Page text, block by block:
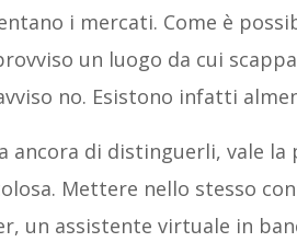
i mercati. Come è
un luogo da cui
no. Esistono infatti
ancora di distinguerli, vale
Mettere nello stesso
un assistente virtuale in